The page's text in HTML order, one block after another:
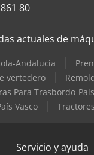
80
actuales de
Andalucía
vertedero
Para Trasbordo-
Vasco
Servicio y ayuda